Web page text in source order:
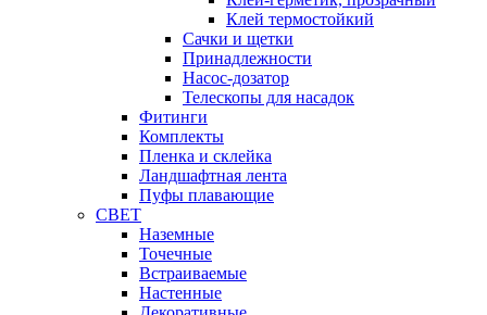
Клей термостойкий
Сачки и щетки
Принадлежности
Насос-дозатор
Телескопы для насадок
Фитинги
Комплекты
Пленка и склейка
Ландшафтная лента
Пуфы плавающие
СВЕТ
Наземные
Точечные
Встраиваемые
Настенные